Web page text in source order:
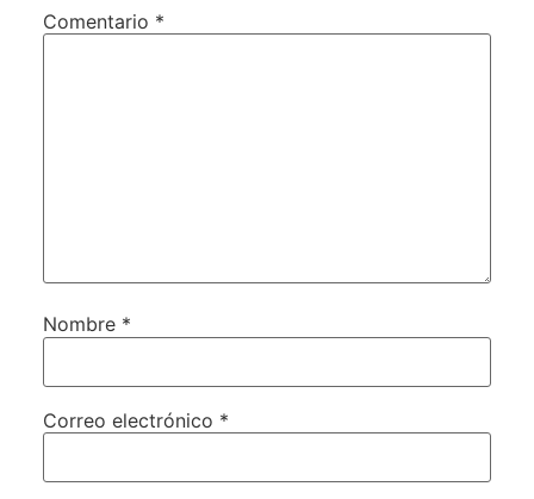
Comentario *
Nombre *
Correo electrónico *